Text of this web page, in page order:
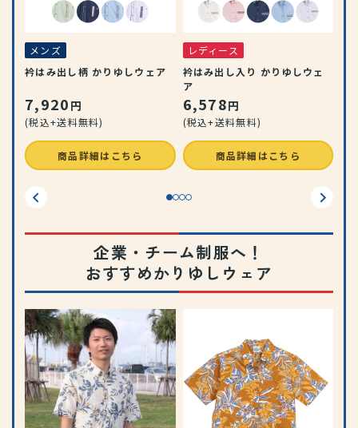
メンズ
衿はみ出し柄 かりゆしウェア
7,920 円
(税込+送料無料)
商品詳細はこちら
レディース
衿はみ出し入り かりゆしウェ
ア
6,578円
(税込+送料無料)
商品詳細はこちら
企業・チーム制服へ！
おすすめかりゆしウェア